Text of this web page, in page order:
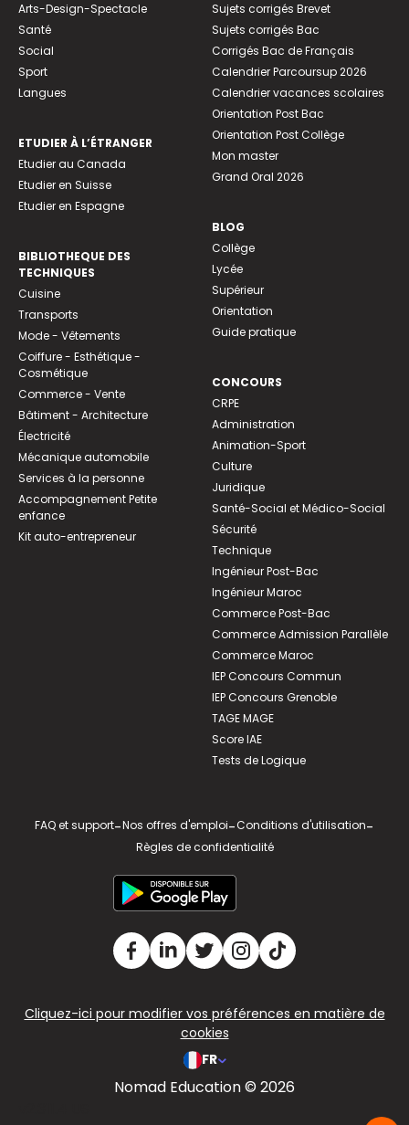
Arts-Design-Spectacle
Santé
Social
Sport
Langues
ETUDIER À L’ÉTRANGER
Etudier au Canada
Etudier en Suisse
Etudier en Espagne
BIBLIOTHEQUE DES
TECHNIQUES
Cuisine
Transports
Mode - Vêtements
Coiffure - Esthétique -
Cosmétique
Commerce - Vente
Bâtiment - Architecture
Électricité
Mécanique automobile
Services à la personne
Accompagnement Petite
enfance
Kit auto-entrepreneur
Sujets corrigés Brevet
Sujets corrigés Bac
Corrigés Bac de Français
Calendrier Parcoursup 2026
Calendrier vacances scolaires
Orientation Post Bac
Orientation Post Collège
Mon master
Grand Oral 2026
BLOG
Collège
Lycée
Supérieur
Orientation
Guide pratique
CONCOURS
CRPE
Administration
Animation-Sport
Culture
Juridique
Santé-Social et Médico-Social
Sécurité
Technique
Ingénieur Post-Bac
Ingénieur Maroc
Commerce Post-Bac
Commerce Admission Parallèle
Commerce Maroc
IEP Concours Commun
IEP Concours Grenoble
TAGE MAGE
Score IAE
Tests de Logique
FAQ et support-Nos offres d'emploi-Conditions d'utilisation-
Règles de confidentialité
Cliquez-ici pour modifier vos préférences en matière de
cookies
FR
Nomad Education © 2026